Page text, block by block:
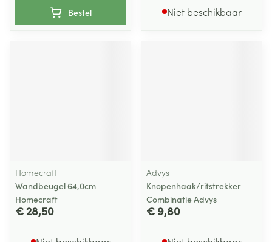
Bestel Niet beschikbaar
Homecraft
Wandbeugel 64,0cm
Homecraft
€ 28,50
Advys
Knopenhaak/ritstrekker
Combinatie Advys
€ 9,80